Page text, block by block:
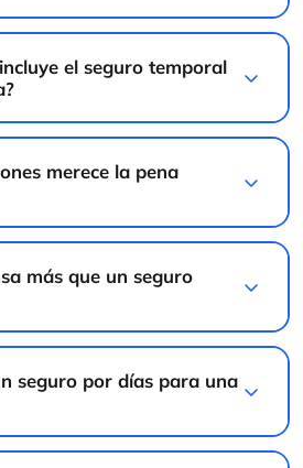
el seguro temporal
merece la pena
más que un seguro
seguro por días para una
contratar el seguro por